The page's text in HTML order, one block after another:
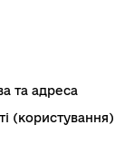
та адреса
(користування)